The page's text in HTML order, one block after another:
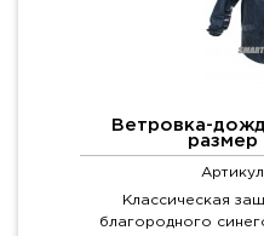
Ветровка-
размер
Классическая
благородного